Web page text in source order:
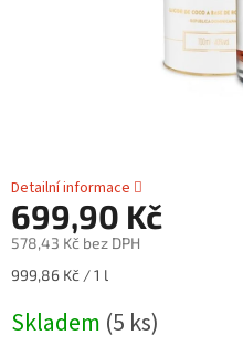
Detailní informace
699,90 Kč
578,43 Kč bez DPH
Měrná
999,86 Kč / 1 l
Skladem (5 ks)